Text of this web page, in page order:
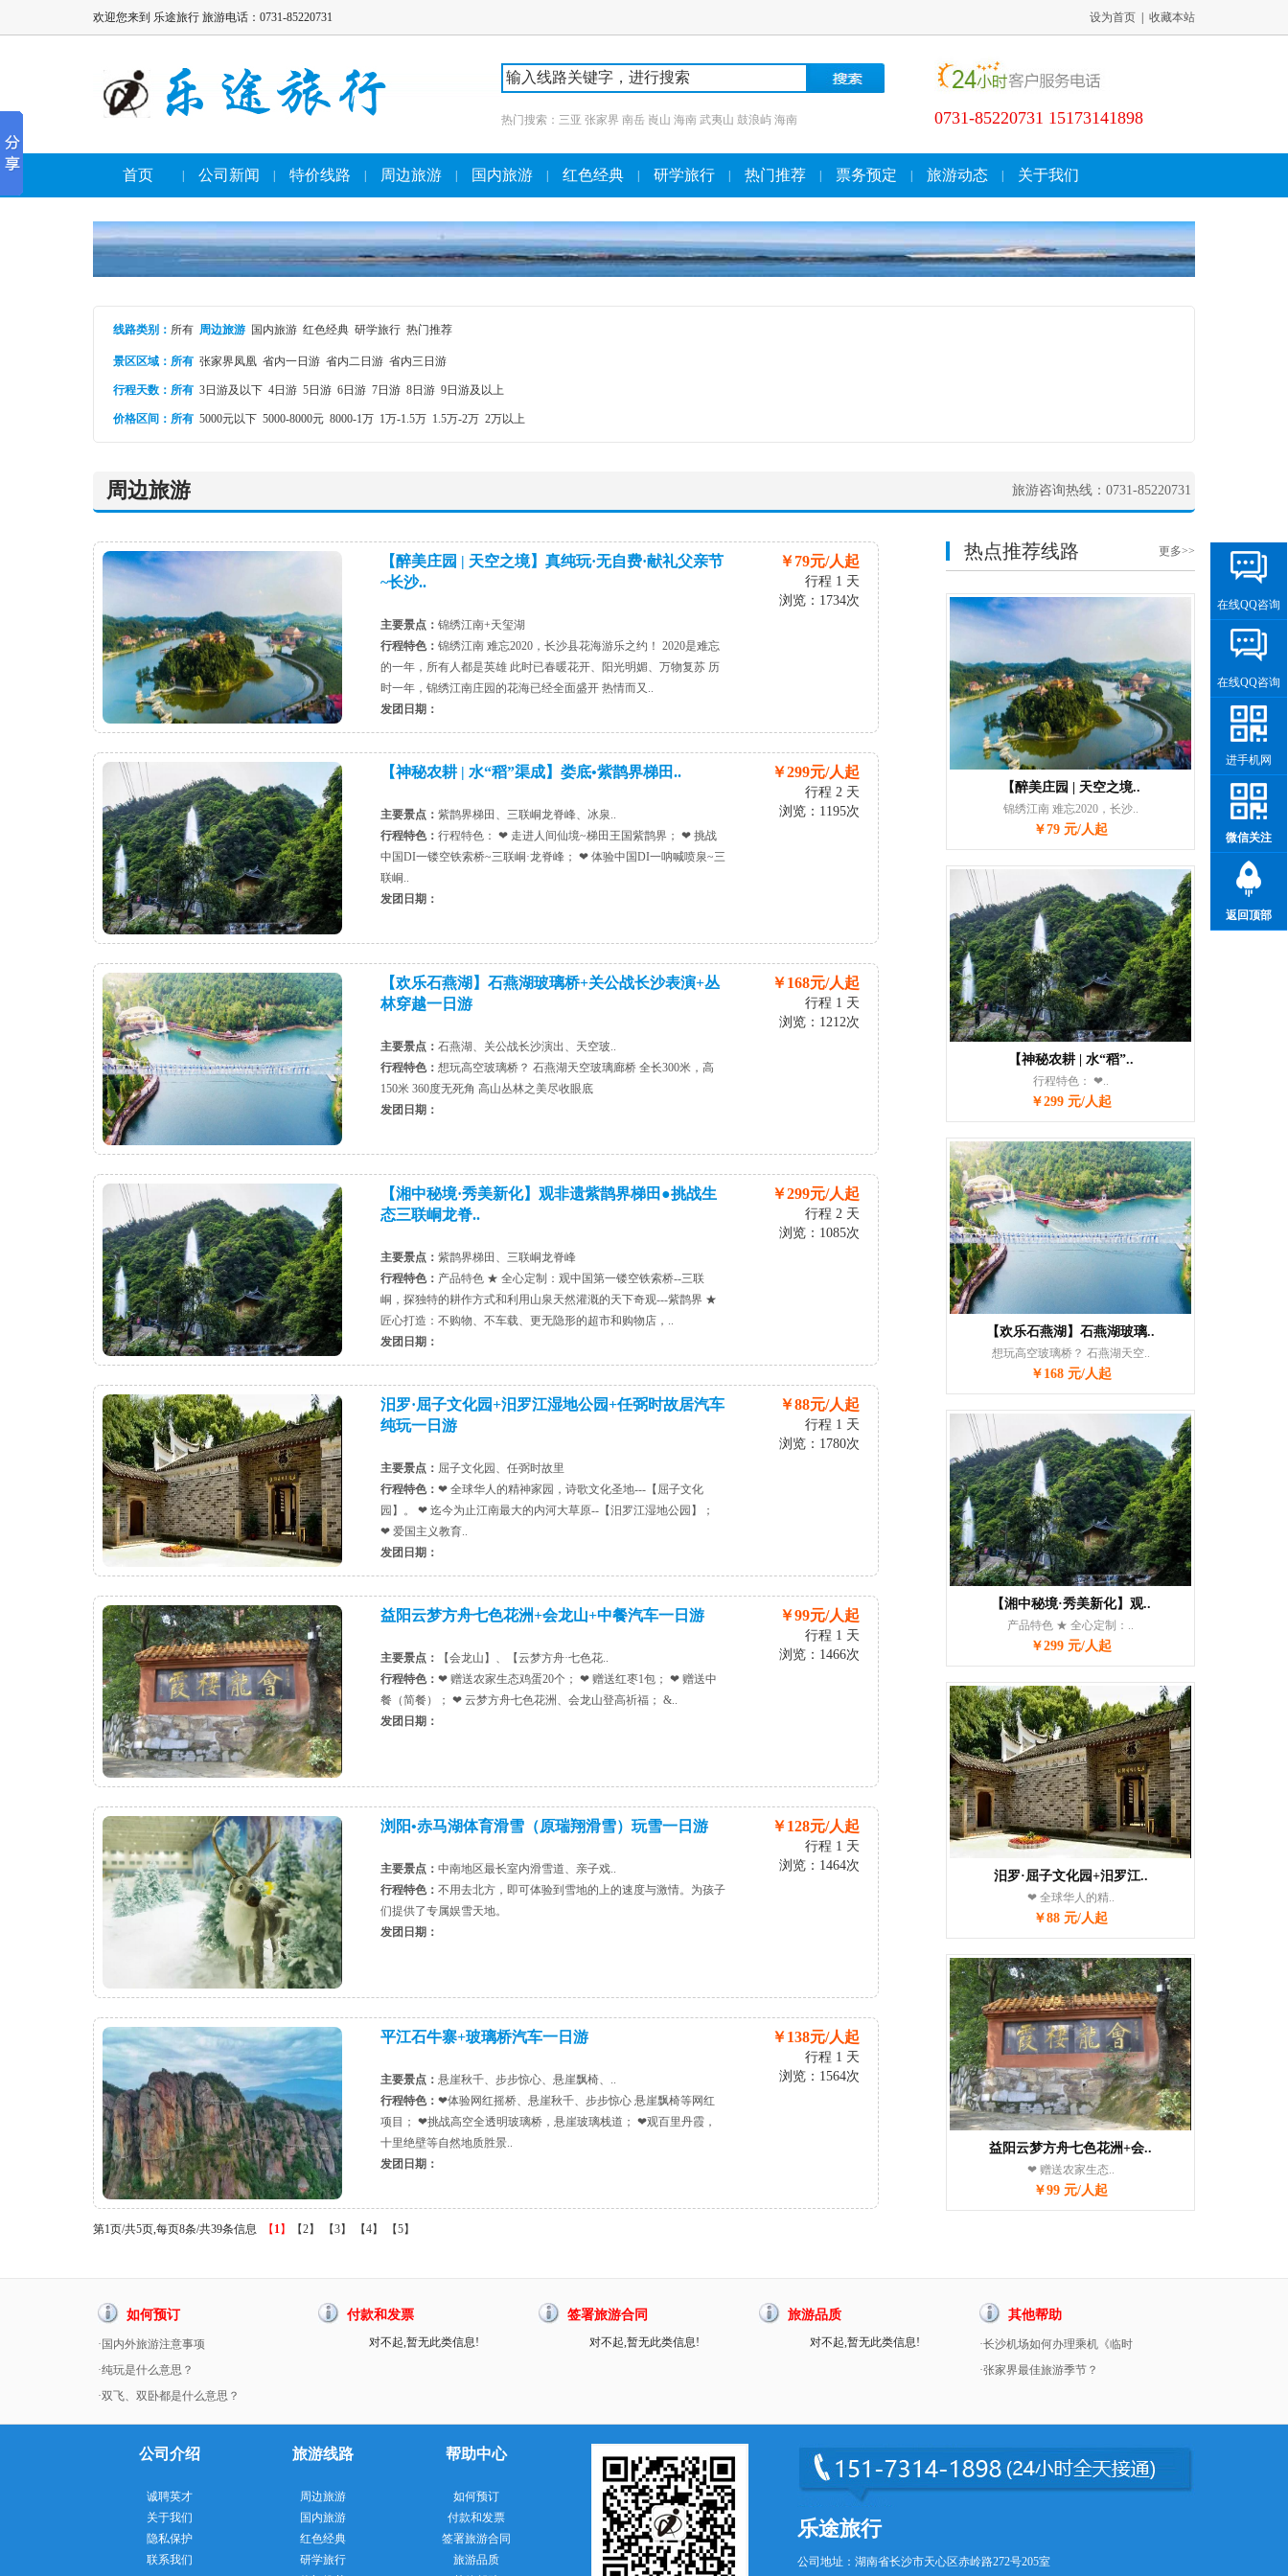
欢迎您来到 乐途旅行 旅游电话：0731-85220731 设为首页 收藏本站
热门搜索： 三亚 张家界 南岳 崀山 海南 武夷山 鼓浪屿 海南 0731-85220731 15173141898
首页 公司新闻 特价线路 周边旅游 国内旅游 红色经典 研学旅行 热门推荐 票务预定 旅游动态 关于我们
线路类别 ： 所有 周边旅游 国内旅游 红色经典 研学旅行 热门推荐
景区区域： 所有 张家界凤凰 省内一日游 省内二日游 省内三日游
行程天数： 所有 3日游及以下 4日游 5日游 6日游 7日游 8日游 9日游及以上
价格区间： 所有 5000元以下 5000-8000元 8000-1万 1万-1.5万 1.5万-2万 2万以上
周边旅游 旅游咨询热线：0731-85220731
【醉美庄园 | 天空之境】真纯玩·无自费·献礼父亲节
~长沙..
主要景点： 锦绣江南+天玺湖
行程特色： 锦绣江南 难忘2020，长沙县花海游乐之约！ 2020是难忘
的一年，所有人都是英雄 此时已春暖花开、阳光明媚、万物复苏 历
时一年，锦绣江南庄园的花海已经全面盛开 热情而又..
发团日期：
￥79元/人起
行程 1 天
浏览：1734次
【神秘农耕 | 水“稻”渠成】娄底•紫鹊界梯田..
主要景点： 紫鹊界梯田、三联峒龙脊峰、冰泉..
行程特色： 行程特色： ❤ 走进人间仙境~梯田王国紫鹊界； ❤ 挑战
中国DI一镂空铁索桥~三联峒·龙脊峰； ❤ 体验中国DI一呐喊喷泉~三
联峒..
发团日期：
￥299元/人起
行程 2 天
浏览：1195次
【欢乐石燕湖】石燕湖玻璃桥+关公战长沙表演+丛
林穿越一日游
主要景点： 石燕湖、关公战长沙演出、天空玻..
行程特色： 想玩高空玻璃桥？ 石燕湖天空玻璃廊桥 全长300米，高
150米 360度无死角 高山丛林之美尽收眼底
发团日期：
￥168元/人起
行程 1 天
浏览：1212次
【湘中秘境·秀美新化】观非遗紫鹊界梯田●挑战生
态三联峒龙脊..
主要景点： 紫鹊界梯田、三联峒龙脊峰
行程特色： 产品特色 ★ 全心定制：观中国第一镂空铁索桥--三联
峒，探独特的耕作方式和利用山泉天然灌溉的天下奇观---紫鹊界 ★
匠心打造：不购物、不车载、更无隐形的超市和购物店，..
发团日期：
￥299元/人起
行程 2 天
浏览：1085次
汨罗·屈子文化园+汨罗江湿地公园+任弼时故居汽车
纯玩一日游
主要景点： 屈子文化园、任弼时故里
行程特色： ❤ 全球华人的精神家园，诗歌文化圣地---【屈子文化
园】。 ❤ 迄今为止江南最大的内河大草原--【汨罗江湿地公园】；
❤ 爱国主义教育..
发团日期：
￥88元/人起
行程 1 天
浏览：1780次
益阳云梦方舟七色花洲+会龙山+中餐汽车一日游
主要景点：
【会龙山】、【云梦方舟·七色花..
行程特色： ❤ 赠送农家生态鸡蛋20个； ❤ 赠送红枣1包； ❤ 赠送中
餐（简餐）； ❤ 云梦方舟七色花洲、会龙山登高祈福； &..
发团日期：
￥99元/人起
行程 1 天
浏览：1466次
浏阳•赤马湖体育滑雪（原瑞翔滑雪）玩雪一日游
主要景点： 中南地区最长室内滑雪道、亲子戏..
行程特色： 不用去北方，即可体验到雪地的上的速度与激情。为孩子
们提供了专属娱雪天地。
发团日期：
￥128元/人起
行程 1 天
浏览：1464次
平江石牛寨+玻璃桥汽车一日游
主要景点： 悬崖秋千、步步惊心、悬崖飘椅、..
行程特色： ❤体验网红摇桥、悬崖秋千、步步惊心 悬崖飘椅等网红
项目； ❤挑战高空全透明玻璃桥，悬崖玻璃栈道； ❤观百里丹霞，
十里绝壁等自然地质胜景..
发团日期：
￥138元/人起
行程 1 天
浏览：1564次
第1页/共5页,每页8条/共39条信息 【1 】 【2】 【3】 【4】 【5】
热点推荐线路 更多>>
【醉美庄园 | 天空之境..
锦绣江南 难忘2020，长沙..
￥79 元/人起
【神秘农耕 | 水“稻”..
行程特色： ❤..
￥299 元/人起
【欢乐石燕湖】石燕湖玻璃..
想玩高空玻璃桥？ 石燕湖天空..
￥168 元/人起
【湘中秘境·秀美新化】观..
产品特色 ★ 全心定制：..
￥299 元/人起
汨罗·屈子文化园+汨罗江..
❤ 全球华人的精..
￥88 元/人起
益阳云梦方舟七色花洲+会..
❤ 赠送农家生态..
￥99 元/人起
如何预订
·国内外旅游注意事项
·纯玩是什么意思？
·双飞、双卧都是什么意思？
付款和发票
对不起,暂无此类信息!
签署旅游合同
对不起,暂无此类信息!
旅游品质
对不起,暂无此类信息!
其他帮助
·长沙机场如何办理乘机《临时
·张家界最佳旅游季节？
公司介绍
诚聘英才
关于我们
隐私保护
联系我们
旅游线路
周边旅游
国内旅游
红色经典
研学旅行
帮助中心
如何预订
付款和发票
签署旅游合同
旅游品质
乐途旅行
公司地址：湖南省长沙市天心区赤岭路272号205室
在线QQ咨询
在线QQ咨询
进手机网
微信关注
返回顶部